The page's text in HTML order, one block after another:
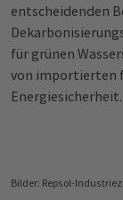
entscheidenden
für grünen
von importierten
Energiesicherheit.
Bilder: Repsol-